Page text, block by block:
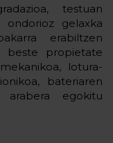
testuan
ondorioz gelaxka
erabiltzen
beste propietate
lotura-
bateriaren
arabera egokitu